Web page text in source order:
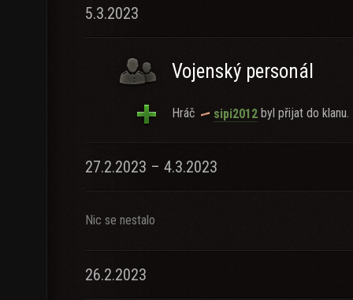
5.3.2023
Vojenský personál
Hráč sipi2012 byl přijat do klanu.
27.2.2023 – 4.3.2023
Nic se nestalo
26.2.2023